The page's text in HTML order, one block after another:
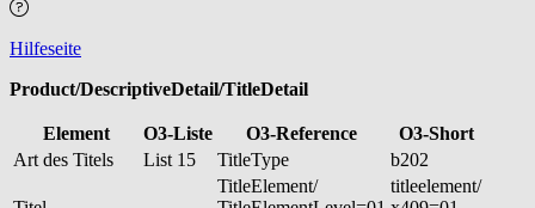
Hilfeseite
Product/DescriptiveDetail/TitleDetail
Element O3-Liste O3-Reference
O3-Short
Art des Titels
List 15 TitleType b202
TitleElement/
titleelement/